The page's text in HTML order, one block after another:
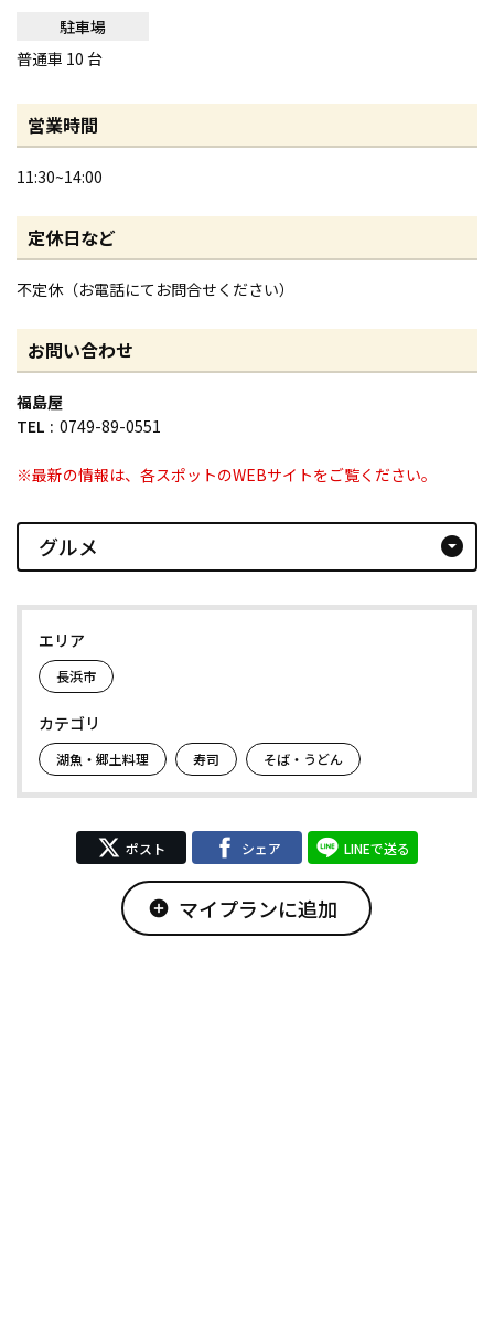
駐車場
普通車 10 台
営業時間
11:30~14:00
定休日など
不定休（お電話にてお問合せください）
お問い合わせ
福島屋
TEL
0749-89-0551
※最新の情報は、各スポットのWEBサイトをご覧ください。
グルメ arrow_drop_down_circle
エリア
長浜市
カテゴリ
湖魚・郷土料理 寿司 そば・うどん
ポスト シェア LINEで送る
add_circle マイプランに追加